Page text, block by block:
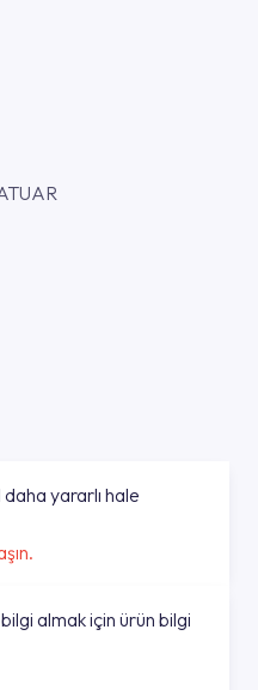
daha yararlı hale
almak için ürün bilgi